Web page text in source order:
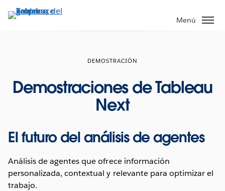
Menú
DEMOSTRACIÓN
Demostraciones de Tableau
Next
El futuro del análisis de agentes
Análisis de agentes que ofrece información
personalizada, contextual y relevante para optimizar el
trabajo.